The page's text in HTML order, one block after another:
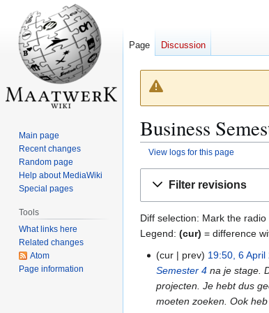
Business
View logs for this page
Filter revisions
Diff selection: Mark the
Legend: (cur) = difference
cur prev 19:50, 6 April
Semester 4 na je stage.
projecten. Je hebt dus
moeten zoeken. Ook
Page Discussion
Main page
Recent changes
Random page
Help about MediaWiki
Special pages
Tools
What links here
Related changes
Atom
Page information